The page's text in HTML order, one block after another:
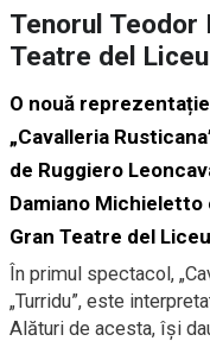
Tenorul Teodor
Teatre del
O nouă
„Cavalleria
de Ruggiero
Damiano
Gran Teatre del
În primul spectacol,
„Turridu”, este
Alături de acesta, îşi